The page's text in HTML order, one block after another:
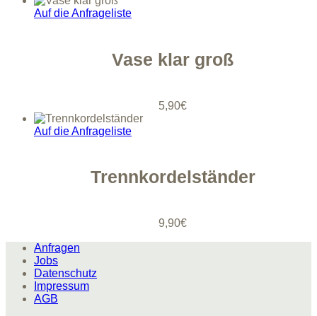
Auf die Anfrageliste
Vase klar groß
5,90€
Auf die Anfrageliste
Trennkordelständer
9,90€
Anfragen
Jobs
Datenschutz
Impressum
AGB